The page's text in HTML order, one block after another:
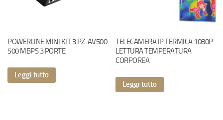
POWERLINE MINI KIT 3 PZ. AV500
500 MBPS 3 PORTE
Leggi tutto
TELECAMERA IP TERMICA 1080P
LETTURA TEMPERATURA
CORPOREA
Leggi tutto